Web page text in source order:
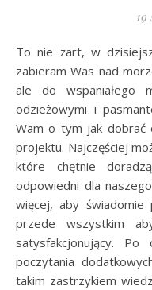
To nie żart, w dzisiejszym odcinku Przyjemnego sZycia
zabieram Was nad
ale do wspaniałego
odzieżowymi i
Wam o tym jak dobrać
projektu. Najczęściej
które chętnie
odpowiedni dla
więcej, aby świadomie
przede wszystkim
satysfakcjonujący.
poczytania
takim zastrzykiem